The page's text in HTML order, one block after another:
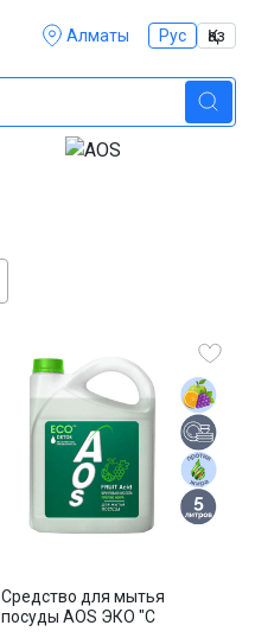
Алматы Рус Қаз
Средство для мытья
посуды AOS ЭКО "С